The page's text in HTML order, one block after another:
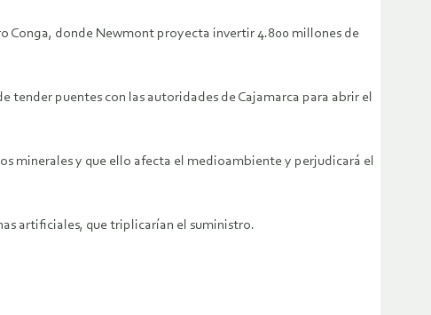
Conga, donde Newmont proyecta invertir 4.800 millones de
tender puentes con las autoridades de Cajamarca para abrir el
minerales y que ello afecta el medioambiente y perjudicará el
artificiales, que triplicarían el suministro.